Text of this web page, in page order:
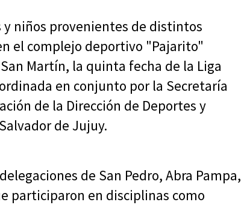
y niños provenientes de distintos
el complejo deportivo "Pajarito"
Martín, la quinta fecha de la Liga
en conjunto por la Secretaría
de la Dirección de Deportes y
de Jujuy.
de San Pedro, Abra Pampa,
participaron en disciplinas como